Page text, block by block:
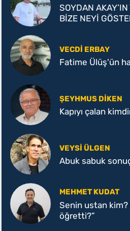
SOYDAN
BİZE NEYİ
VECDI ERBAY
Fatime Ülüş'ün
ŞEYHMUS DİKEN
Kapıyı çalan
VEYSI ÜLGEN
Abuk sabuk
MEHMET KUDAT
Senin ustan kim?
öğretti?”